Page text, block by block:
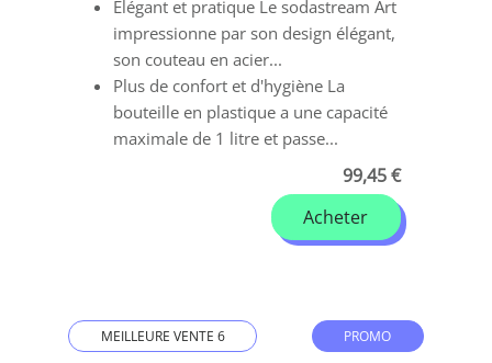
Élégant et pratique Le sodastream Art
impressionne par son design élégant,
son couteau en acier...
Plus de confort et d'hygiène La
bouteille en plastique a une capacité
maximale de 1 litre et passe...
99,45 €
Acheter
PROMO
MEILLEURE VENTE 6